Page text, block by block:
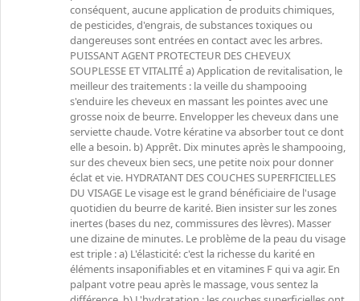
conséquent, aucune application de produits chimiques,
de pesticides, d'engrais, de substances toxiques ou
dangereuses sont entrées en contact avec les arbres.
PUISSANT AGENT PROTECTEUR DES CHEVEUX
SOUPLESSE ET VITALITÉ a) Application de revitalisation, le
meilleur des traitements : la veille du shampooing
s'enduire les cheveux en massant les pointes avec une
grosse noix de beurre. Envelopper les cheveux dans une
serviette chaude. Votre kératine va absorber tout ce dont
elle a besoin. b) Apprêt. Dix minutes après le shampooing,
sur des cheveux bien secs, une petite noix pour donner
éclat et vie. HYDRATANT DES COUCHES SUPERFICIELLES
DU VISAGE Le visage est le grand bénéficiaire de l'usage
quotidien du beurre de karité. Bien insister sur les zones
inertes (bases du nez, commissures des lèvres). Masser
une dizaine de minutes. Le problème de la peau du visage
est triple : a) L'élasticité: c'est la richesse du karité en
éléments insaponifiables et en vitamines F qui va agir. En
palpant votre peau après le massage, vous sentez la